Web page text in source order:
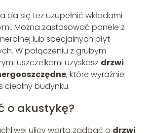
da się też uzupełnić wkładami
Można zastosować panele z
lub specjalnych płyt
W połączeniu z grubym
uszczelkami uzyskasz drzwi
, które wyraźnie
cieplny budynku.
o akustykę?
ulicy warto zadbać o drzwi